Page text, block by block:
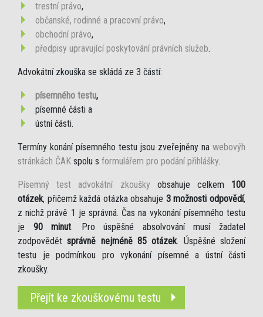
trestní právo,
občanské, rodinné a pracovní právo,
obchodní právo,
předpisy upravující poskytování právních služeb.
Advokátní zkouška se skládá ze 3 částí:
písemného testu,
písemné části a
ústní části.
Termíny konání písemného testu jsou zveřejněny na webovýh
stránkách ČAK spolu s formulářem pro podání přihlášky.
Písemný test advokátní zkoušky obsahuje celkem 100
otázek, přičemž každá otázka obsahuje 3 možnosti odpovědí,
z nichž právě 1 je správná. Čas na vykonání písemného testu
je 90 minut. Pro úspěšné absolvování musí žadatel
zodpovědětsprávně nejméně 85 otázek. Úspěšné složení
testu je podmínkou pro vykonání písemné a ústní části
zkoušky.
Přejít ke zkouškovému testu